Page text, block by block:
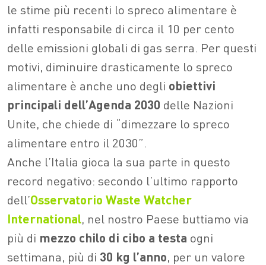
le stime più recenti lo spreco alimentare è
infatti responsabile di circa il 10 per cento
delle emissioni globali di gas serra. Per questi
motivi, diminuire drasticamente lo spreco
alimentare è anche uno degli obiettivi
principali dell’Agenda 2030 delle Nazioni
Unite, che chiede di “dimezzare lo spreco
alimentare entro il 2030”.
Anche l’Italia gioca la sua parte in questo
record negativo: secondo l’ultimo rapporto
dell’Osservatorio Waste Watcher
International, nel nostro Paese buttiamo via
più di mezzo chilo di cibo a testa ogni
settimana, più di 30 kg l’anno, per un valore